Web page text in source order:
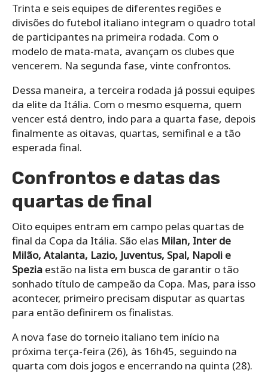
Trinta e seis equipes de diferentes regiões e
divisões do futebol italiano integram o quadro total
de participantes na primeira rodada. Com o
modelo de mata-mata, avançam os clubes que
vencerem. Na segunda fase, vinte confrontos.
Dessa maneira, a terceira rodada já possui equipes
da elite da Itália. Com o mesmo esquema, quem
vencer está dentro, indo para a quarta fase, depois
finalmente as oitavas, quartas, semifinal e a tão
esperada final.
Confrontos e datas das
quartas de final
Oito equipes entram em campo pelas quartas de
final da Copa da Itália. São elas Milan, Inter de
Milão, Atalanta, Lazio, Juventus, Spal, Napoli e
Spezia estão na lista em busca de garantir o tão
sonhado título de campeão da Copa. Mas, para isso
acontecer, primeiro precisam disputar as quartas
para então definirem os finalistas.
A nova fase do torneio italiano tem início na
próxima terça-feira (26), às 16h45, seguindo na
quarta com dois jogos e encerrando na quinta (28).